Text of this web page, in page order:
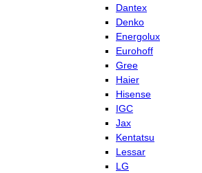
Dantex
Denko
Energolux
Eurohoff
Gree
Haier
Hisense
IGC
Jax
Kentatsu
Lessar
LG